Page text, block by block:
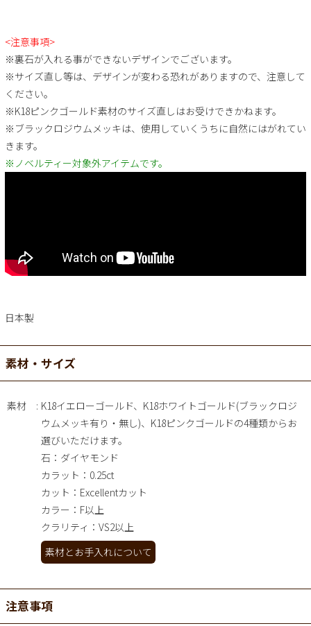
<注意事項>
※裏石が入れる事ができないデザインでございます。
※サイズ直し等は、デザインが変わる恐れがありますので、注意して
ください。
※K18ピンクゴールド素材のサイズ直しはお受けできかねます。
※ブラックロジウムメッキは、使用していくうちに自然にはがれてい
きます。
※ノベルティー対象外アイテムです。
日本製
素材・サイズ
素材
K18イエローゴールド、K18ホワイトゴールド(ブラックロジ
ウムメッキ有り・無し)、K18ピンクゴールドの4種類からお
選びいただけます。
石：ダイヤモンド
カラット：0.25ct
カット：Excellentカット
カラー：F以上
クラリティ：VS2以上
素材とお手入れについて
注意事項